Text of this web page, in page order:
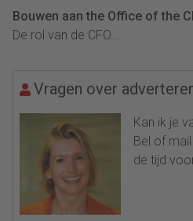
Bouwen aan the Office of the
De rol van de CFO...
Vragen over
Kan ik je
Bel of
de tijd